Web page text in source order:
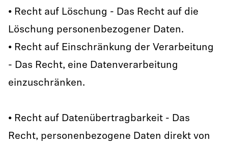
• Recht auf Löschung - Das Recht auf die
Löschung personenbezogener Daten.
• Recht auf Einschränkung der Verarbeitung
- Das Recht, eine Datenverarbeitung
einzuschränken.
• Recht auf Datenübertragbarkeit - Das
Recht, personenbezogene Daten direkt von